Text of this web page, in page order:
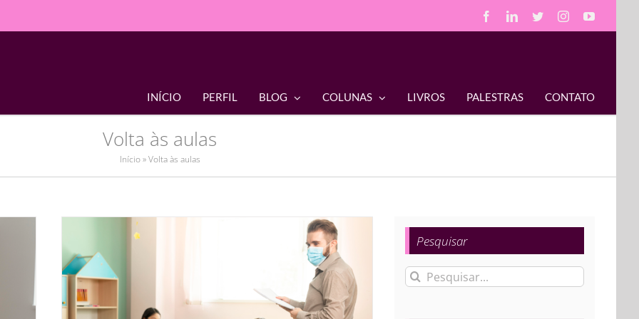
FacebookLinkedIn
TwitterInstagramYouTube
INÍCIO PERFIL BLOG COLUNAS LIVROS PALESTRAS CONTATO
Volta às aulas
Início»Volta às aulas
Pesquisar
Buscar